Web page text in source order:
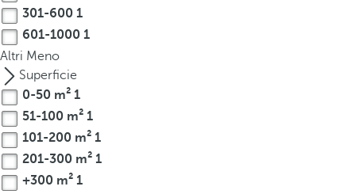
y
t
o
n
a
v
i
g
a
t
301-600 1
601-1000 1
Altri Meno
Superficie
0-50 m² 1
51-100 m² 1
101-200 m² 1
201-300 m² 1
+300 m² 1